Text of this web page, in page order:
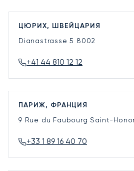
ЦЮРИХ, ШВЕЙЦАРИЯ
Dianastrasse 5 8002
+41 44 810 12 12
ПАРИЖ, ФРАНЦИЯ
9 Rue du Faubourg Saint-
+33 1 89 16 40 70